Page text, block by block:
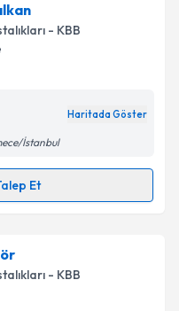
e-posta ile
ilişkin
verilerimin belirtilen
ediyorum.
- KBB
Haritada Göster
İstanbul
Et
randevu takvimi talebi
almanız için bir
ile bilgilendireceğiz.
- KBB